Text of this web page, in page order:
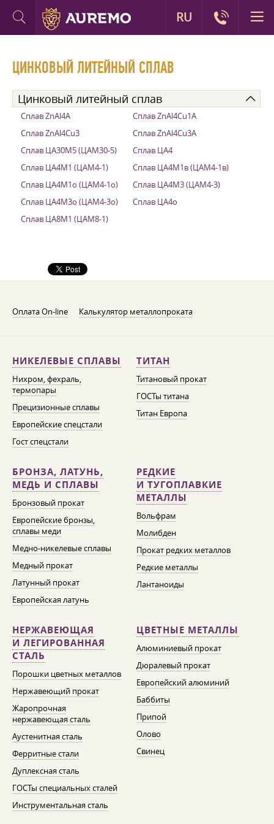
ЦИНКОВЫЙ ЛИТЕЙНЫЙ СПЛАВ
Цинковый литейный сплав
Сплав ZnAl4A
Сплав ZnAl4Cu1A
Сплав ZnAl4Cu3
Сплав ZnAl4Cu3A
Сплав ЦА30М5 (ЦАМ30-5)
Сплав ЦА4
Сплав ЦА4М1 (ЦАМ4-1)
Сплав ЦА4М1в (ЦАМ4-1в)
Сплав ЦА4М1о (ЦАМ4-1о)
Сплав ЦА4М3 (ЦАМ4-3)
Сплав ЦА4М3о (ЦАМ4-3о)
Сплав ЦА4о
Сплав ЦА8М1 (ЦАМ8-1)
Оплата On-line Калькулятор металлопроката
НИКЕЛЕВЫЕ СПЛАВЫ
Нихром, фехраль,
термопары
Прецизионные сплавы
Европейские спецстали
Гост спецстали
ТИТАН
Титановый прокат
ГОСТы титана
Титан Европа
БРОНЗА, ЛАТУНЬ,
МЕДЬ И СПЛАВЫ
Бронзовый прокат
Европейские бронзы,
сплавы меди
Медно-никелевые сплавы
Медный прокат
Латунный прокат
Европейская латунь
РЕДКИЕ
И ТУГОПЛАВКИЕ
МЕТАЛЛЫ
Вольфрам
Молибден
Прокат редких металлов
Редкие металлы
Лантаноиды
НЕРЖАВЕЮЩАЯ
И ЛЕГИРОВАННАЯ
СТАЛЬ
Порошки цветных металлов
Нержавеющий прокат
Жаропрочная
нержавеющая сталь
Аустенитная сталь
Ферритные стали
Дуплексная сталь
ГОСТы специальных сталей
Инструментальная сталь
ЦВЕТНЫЕ МЕТАЛЛЫ
Алюминиевый прокат
Дюралевый прокат
Европейский алюминий
Баббиты
Припой
Олово
Свинец
RU